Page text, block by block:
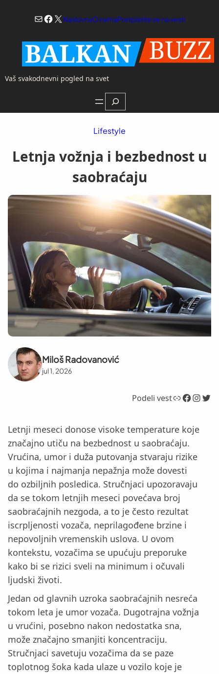
Mail
Facebook
X NaslovnaO namaPretplatite se na vesti
Vaš svakodnevni pogled na svet
Search
Lifestyle
Letnja vožnja i bezbednost u
saobraćaju
Miloš Radovanović
jul 1, 2026
Podeli vestLink Facebook InstagramTwitter
Letnji meseci donose visoke temperature koje
značajno utiču na bezbednost u saobraćaju.
Vrućina, umor i duža putovanja stvaraju rizike
u kojima i najmanja nepažnja može dovesti
do ozbiljnih posledica. Stručnjaci upozoravaju
da se tokom letnjih meseci povećava broj
saobraćajnih nezgoda, a to je često rezultat
iscrpljenosti vozača, neprilagođene brzine i
nepovoljnih vremenskih uslova. U ovom
kontekstu, vozačima se upućuju preporuke
kako bi se rizici sveli na minimum i očuvali
ljudski životi.
Jedan od glavnih uzroka saobraćajnih nesreća
tokom leta je umor vozača. Dugotrajna vožnja
u vrućini, posebno nakon nedostatka sna,
može značajno smanjiti koncentraciju.
Stručnjaci savetuju vozačima da se paze
toplotnog šoka kada ulaze u vozilo koje je